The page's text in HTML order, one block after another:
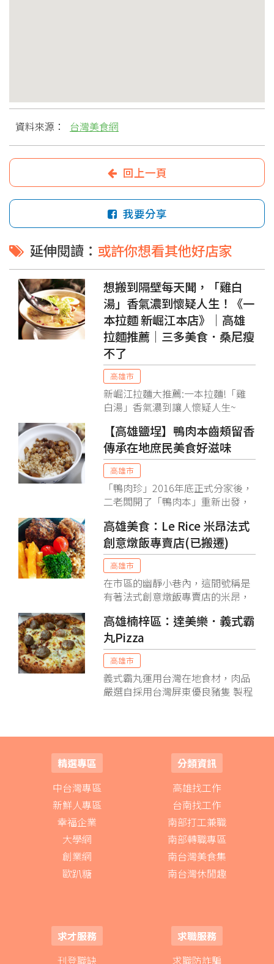
資料來源： 台灣美食網
回上一頁
我要分享
延伸閱讀： 或許你想看其他好店家
想搬到隔壁每天聞，「雞白
湯」香氣濃到懷疑人生！《一
本拉麵 新崛江本店》│高雄
拉麵推薦│三多美食．桑尼瘦
不了
高雄市
新崛江拉麵大推薦:一本拉麵!「雞
白湯」香氣濃到讓人懷疑人生~
【高雄鹽埕】鴨肉本齒頰留香
傳承在地庶民美食好滋味
高雄市
「鴨肉珍」2016年底正式分家後，
二老闆開了「鴨肉本」重新出發，
食。
高雄美食：Le Rice 米昂法式
創意燉飯專賣店(已搬遷)
高雄市
在市區的幽靜小巷內，這間號稱是
有著法式創意燉飯專賣店的米昂，
創意店，一入內迎接我們的服務人
員很親切接待有著甜美的笑容，對
自家的餐點特色也都瞭若指掌；她
們頭上戴著法蘭西斯帽，牛仔布工
作服很有法式田野風哩！
高雄楠梓區：達美樂．義式霸
丸Pizza
高雄市
義式霸丸運用台灣在地食材，肉品
嚴選自採用台灣屏東優良豬隻 製程
選即嚐嚴優質豬肉的美味
精選專區
中台灣專區
新鮮人專區
幸福企業
大學網
創業網
歐趴糖
分類資訊
高雄找工作
台南找工作
南部打工兼職
南部轉職專區
南台灣美食集
南台灣休閒趣
求才服務
刊登職缺
求職服務
求職防詐騙